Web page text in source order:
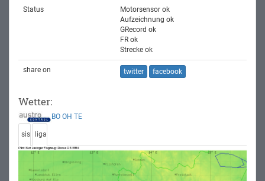
Status
Motorsensor ok
Aufzeichnung ok
GRecord ok
FR ok
Strecke ok
share on twitter facebook
Wetter:
BO OH TE
sis liga